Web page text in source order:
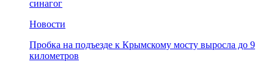
синагог
Новости
Пробка на подъезде к Крымскому мосту выросла до 9
километров